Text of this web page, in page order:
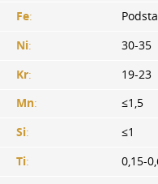
Fe:
Ni:
30-35
Kr:
19-23
Mn:
≤1,5
Si:
≤1
Ti:
0,15-